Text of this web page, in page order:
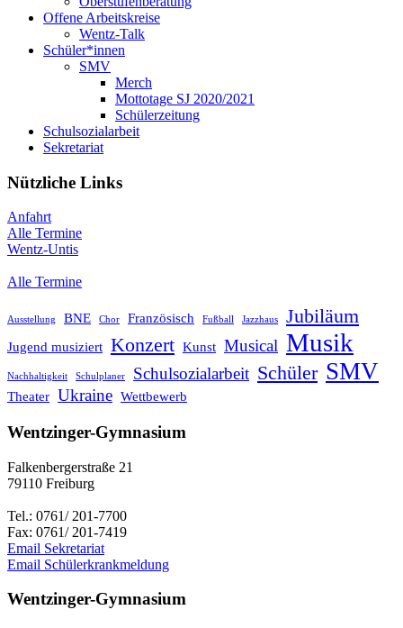
Offene Arbeitskreise
Wentz-Talk
Schüler*innen
SMV
Merch
Mottotage SJ 2020/2021
Schülerzeitung
Schulsozialarbeit
Sekretariat
Nützliche Links
Anfahrt
Alle Termine
Wentz-Untis
Alle Termine
Ausstellung BNE Chor Französisch Fußball Jazzhaus Jubiläum
Jugend musiziert Konzert Kunst Musical Musik
Nachhaltigkeit Schulplaner Schulsozialarbeit Schüler SMV
Theater Ukraine Wettbewerb
Wentzinger-Gymnasium
Falkenbergerstraße 21
79110 Freiburg
Tel.: 0761/ 201-7700
Fax: 0761/ 201-7419
Email Sekretariat
Email Schülerkrankmeldung
Wentzinger-Gymnasium